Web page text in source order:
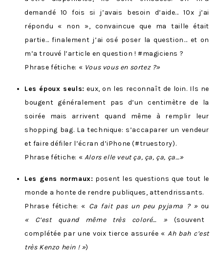
demandé 10 fois si j’avais besoin d’aide… 10x j’ai
répondu « non », convaincue que ma taille était
partie… finalement j’ai osé poser la question… et on
m’a trouvé l’article en question ! #magiciens ?
Phrase fétiche: « Vous vous en sortez ?»
Les époux seuls: eux, on les reconnaît de loin. Ils ne
bougent généralement pas d’un centimètre de la
soirée mais arrivent quand même à remplir leur
shopping bag. La technique: s’accaparer un vendeur
et faire défiler l’écran d’iPhone (#truestory).
Phrase fétiche: « Alors elle veut ça, ça, ça, ça…»
Les gens normaux: posent les questions que tout le
monde a honte de rendre publiques, attendrissants.
Phrase fétiche: « Ca fait pas un peu pyjama ? » ou
« C’est quand même très coloré… » (souvent
complétée par une voix tierce assurée « Ah bah c’est
très Kenzo hein ! »)